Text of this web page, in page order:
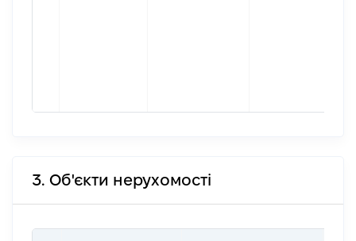
3. Об'єкти нерухомості